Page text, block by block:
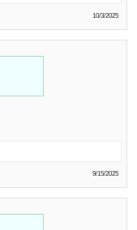
10/3/2025
9/15/2025